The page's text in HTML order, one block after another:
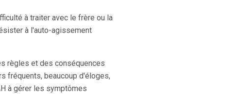
à traiter avec le frère ou la
à l'auto-agissement
règles et des conséquences
fréquents, beaucoup d'éloges,
à gérer les symptômes